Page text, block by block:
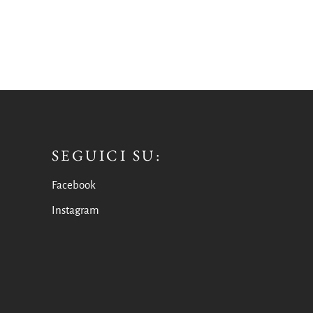
SEGUICI SU:
Facebook
Instagram